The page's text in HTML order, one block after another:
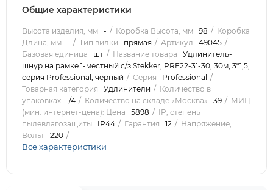
Общие характеристики
Высота изделия, мм - Коробка Высота, мм 98
Коробка
Длина, мм - Тип вилки прямая Артикул
49045
Базовая единица
шт Название товара
Удлинитель-
шнур на рамке 1-местный c/з Stekker, PRF22-31-30, 30м, 3*1,5,
серия Professional, черный
Серия
Professional
Товарная категория
Удлинители
Количество в
упаковках 1/4 Количество на складе «Москва» 39
МИЦ
(мин. интернет-цена): Цена
5898
IP, степень
пылевлагозащиты
IP44 Гарантия 12
Напряжение,
Вольт 220
Все характеристики